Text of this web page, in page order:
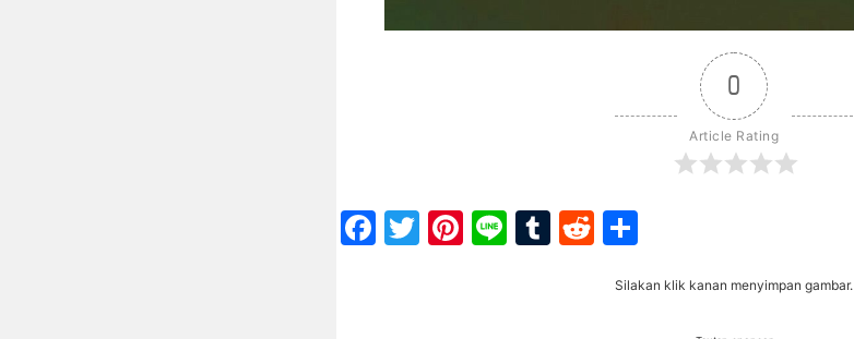
0
Article Rating
Facebook
Twitter
Pinterest
LineTumblr
Reddit
Silakan klik kanan menyimpan gambar.